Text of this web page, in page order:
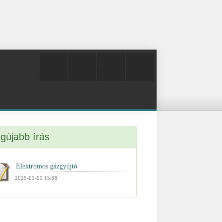
írás
2025-01-01 15:06